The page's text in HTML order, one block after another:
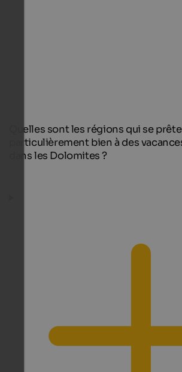
Quelles sont les régions qui se
particulièrement bien à des
dans les Dolomites ?